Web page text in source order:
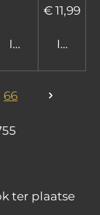
In
€ 11,99
In
66
ter plaatse